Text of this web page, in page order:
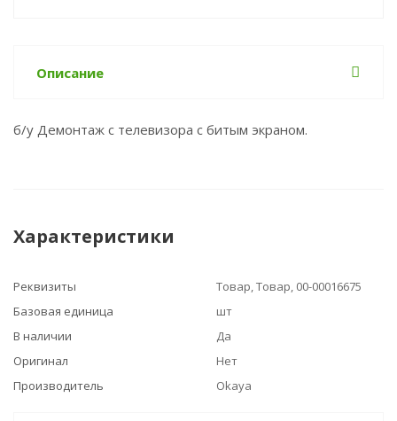
Описание
б/у Демонтаж с телевизора с битым экраном.
Характеристики
Реквизиты
Товар, Товар, 00-00016675
Базовая единица
шт
В наличии
Да
Оригинал
Нет
Производитель
Okaya